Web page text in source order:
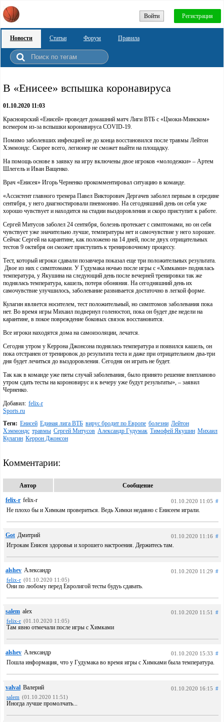
Войти Регистрация
Новости Статьи Форум Правила
В «Енисее» вспышка коронавируса
01.10.2020 11:03
Красноярский «Енисей» проведет домашний матч Лиги ВТБ с «Цмоки-Минском»
всемером из-за вспышки коронавируса COVID-19.
Помимо заболевших инфекцией не до конца восстановился после травмы Лейтон
Хэммондс. Скорее всего, легионер не сможет выйти на площадку.
На помощь основе в заявку на игру включены двое игроков «молодежки» – Артем
Шлегель и Иван Ващенко.
Врач «Енисея» Игорь Черненко прокомментировал ситуацию в команде.
«Ассистент главного тренера Павел Викторович Дергачев заболел первым в середине
сентября, у него диагностировали пневмонию. На сегодняшний день он себя уже
хорошо чувствует и находится на стадии выздоровления и скоро приступит к работе.
Сергей Митусов заболел 24 сентября, болезнь протекает с симптомами, но он себя
чувствует уже значительно лучше, температуры нет и самочувствие у него хорошее.
Сейчас Сергей на карантине, как положено на 14 дней, после двух отрицательных
тестов 9 октября он сможет приступить к тренировочному процессу.
Тест, который игроки сдавали позавчера показал еще три положительных результата.
Двое из них с симптомами. У Гудумака ночью после игры с «Химками» поднялась
температура, у Якушина на следующий день после вечерней тренировки так же
поднялась температура, кашель, потеря обоняния. На сегодняшний день их
самочувствие улучшилось, заболевание развивается достаточно в легкой форме.
Кулагин является носителем, тест положительный, но симптомов заболевания пока
нет. Во время игры Михаил подвернул голеностоп, пока он будет две недели на
карантине, в покое повреждение боковых связок восстановится.
Все игроки находятся дома на самоизоляции, лечатся.
Сегодня утром у Керрона Джонсона поднялась температура и появился кашель, он
пока отстранен от тренировок до результата теста и даже при отрицательном два-три
дня будет лечиться до выздоровления. Сегодня он играть не будет.
Так как в команде уже пяты случай заболевания, было принято решение внепланово
утром сдать тесты на короновирус и к вечеру уже будут результаты», – заявил
Черненко.
Добавил: felix-r
Sports.ru
Теги: Енисей Единая лига ВТБ вирус бродит по Европе болезни Лейтон
Хэммондс травмы Сергей Митусов Александр Гудумак Тимофей Якушин Михаил
Кулагин Керрон Джонсон
Комментарии:
Автор Сообщение
felix-r felix-r 01.10.2020 11:05 #
Не плохо бы и Химкам провериться. Ведь Химки недавно с Енисеем играли.
Got Дмитрий 01.10.2020 11:16 #
Игрокам Енисея здоровья и хорошего настроения. Держитесь там.
alshev Александр 01.10.2020 11:29 #
felix-r (01.10.2020 11:05)
Они по любому перед Евролигой тесты будуь сдавать.
salem alex 01.10.2020 11:51 #
felix-r (01.10.2020 11:05)
Там явно отмечали после игры с Химками
alshev Александр 01.10.2020 15:33 #
Пошла информация, что у Гудумака во время игры с Химками была температура.
valval Валерий 01.10.2020 16:15 #
salem (01.10.2020 11:51)
Иногда лучше промолчать...